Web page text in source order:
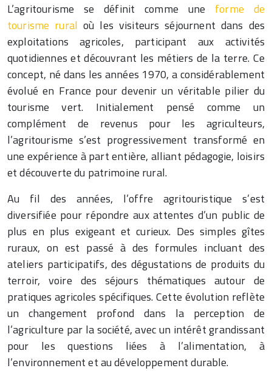
L’agritourisme se définit comme une forme de
tourisme rural où les visiteurs séjournent dans des
exploitations agricoles, participant aux activités
quotidiennes et découvrant les métiers de la terre. Ce
concept, né dans les années 1970, a considérablement
évolué en France pour devenir un véritable pilier du
tourisme vert. Initialement pensé comme un
complément de revenus pour les agriculteurs,
l’agritourisme s’est progressivement transformé en
une expérience à part entière, alliant pédagogie, loisirs
et découverte du patrimoine rural.
Au fil des années, l’offre agritouristique s’est
diversifiée pour répondre aux attentes d’un public de
plus en plus exigeant et curieux. Des simples gîtes
ruraux, on est passé à des formules incluant des
ateliers participatifs, des dégustations de produits du
terroir, voire des séjours thématiques autour de
pratiques agricoles spécifiques. Cette évolution reflète
un changement profond dans la perception de
l’agriculture par la société, avec un intérêt grandissant
pour les questions liées à l’alimentation, à
l’environnement et au développement durable.